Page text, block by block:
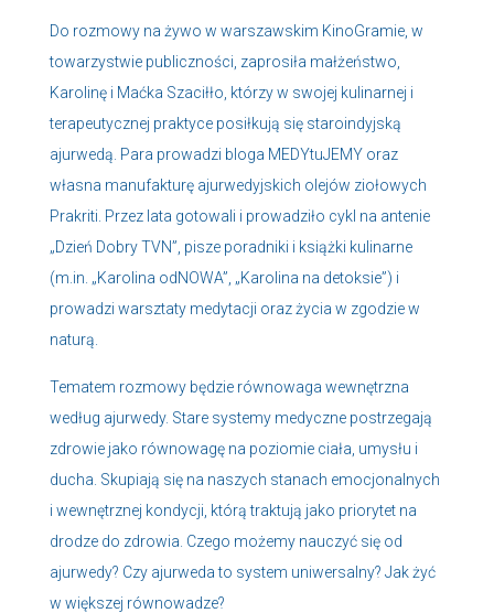
Do rozmowy na żywo w warszawskim KinoGramie, w
towarzystwie publiczności, zaprosiła małżeństwo,
Karolinę i Maćka Szaciłło, którzy w swojej kulinarnej i
terapeutycznej praktyce posiłkują się staroindyjską
ajurwedą. Para prowadzi bloga MEDYtuJEMY oraz
własna manufakturę ajurwedyjskich olejów ziołowych
Prakriti. Przez lata gotowali i prowadziło cykl na antenie
„Dzień Dobry TVN”, pisze poradniki i książki kulinarne
(m.in. „Karolina odNOWA”, „Karolina na detoksie”) i
prowadzi warsztaty medytacji oraz życia w zgodzie w
naturą.
Tematem rozmowy będzie równowaga wewnętrzna
według ajurwedy. Stare systemy medyczne postrzegają
zdrowie jako równowagę na poziomie ciała, umysłu i
ducha. Skupiają się na naszych stanach emocjonalnych
i wewnętrznej kondycji, którą traktują jako priorytet na
drodze do zdrowia. Czego możemy nauczyć się od
ajurwedy? Czy ajurweda to system uniwersalny? Jak żyć
w większej równowadze?